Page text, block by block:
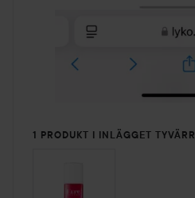
1 PRODUKT I INLÄGGET